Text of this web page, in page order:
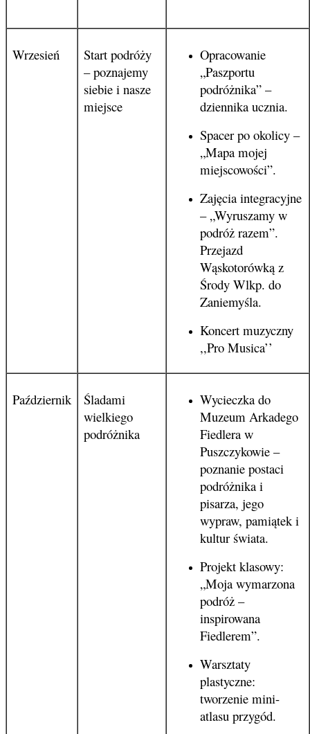
Wrzesień
Start podróży
– poznajemy
siebie i nasze
miejsce
Opracowanie
„Paszportu
podróżnika” –
dziennika ucznia.
Spacer po okolicy –
„Mapa mojej
miejscowości”.
Zajęcia integracyjne
– „Wyruszamy w
podróż razem”.
Przejazd
Wąskotorówką z
Środy Wlkp. do
Zaniemyśla.
Koncert muzyczny
,,Pro Musica’’
Październik
Śladami
wielkiego
podróżnika
Wycieczka do
Muzeum Arkadego
Fiedlera w
Puszczykowie –
poznanie postaci
podróżnika i
pisarza, jego
wypraw, pamiątek i
kultur świata.
Projekt klasowy:
„Moja wymarzona
podróż –
inspirowana
Fiedlerem”.
Warsztaty
plastyczne:
tworzenie mini-
atlasu przygód.